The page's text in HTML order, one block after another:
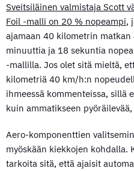
Sveitsiläinen valmistaja Scott
Foil -malli on 20 % nopeampi,
ajamaan 40 kilometrin
minuuttia ja 18 sekuntia
-mallilla. Jos olet sitä mieltä,
kilometriä 40 km/h:n
ihmeessä kommenteissa, sillä
kuin ammatikseen
Aero-komponenttien
myöskään kiekkojen kohdalla.
tarkoita sitä, että ajaisit